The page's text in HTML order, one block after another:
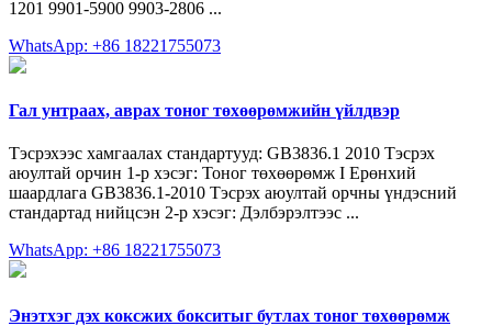
1201 9901-5900 9903-2806 ...
WhatsApp: +86 18221755073
Гал унтраах, аврах тоног төхөөрөмжийн үйлдвэр
Тэсрэхээс хамгаалах стандартууд: GB3836.1 2010 Тэсрэх
аюултай орчин 1-р хэсэг: Тоног төхөөрөмж I Ерөнхий
шаардлага GB3836.1-2010 Тэсрэх аюултай орчны үндэсний
стандартад нийцсэн 2-р хэсэг: Дэлбэрэлтээс ...
WhatsApp: +86 18221755073
Энэтхэг дэх коксжих бокситыг бутлах тоног төхөөрөмж